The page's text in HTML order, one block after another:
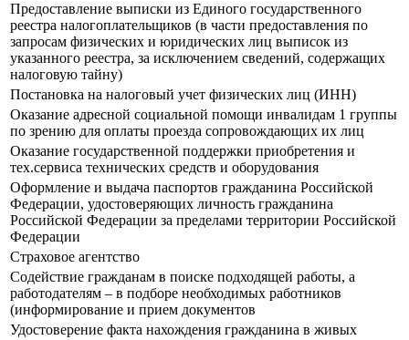
Предоставление выписки из Единого государственного
реестра налогоплательщиков (в части предоставления по
запросам физических и юридических лиц выписок из
указанного реестра, за исключением сведений, содержащих
налоговую тайну)
Постановка на налоговый учет физических лиц (ИНН)
Оказание адресной социальной помощи инвалидам 1 группы
по зрению для оплаты проезда сопровождающих их лиц
Оказание государственной поддержки приобретения и
тех.сервиса технических средств и оборудования
Оформление и выдача паспортов гражданина Российской
Федерации, удостоверяющих личность гражданина
Российской Федерации за пределами территории Российской
Федерации
Страховое агентство
Содействие гражданам в поиске подходящей работы, а
работодателям – в подборе необходимых работников
(информирование и прием документов
Удостоверение факта нахождения гражданина в живых